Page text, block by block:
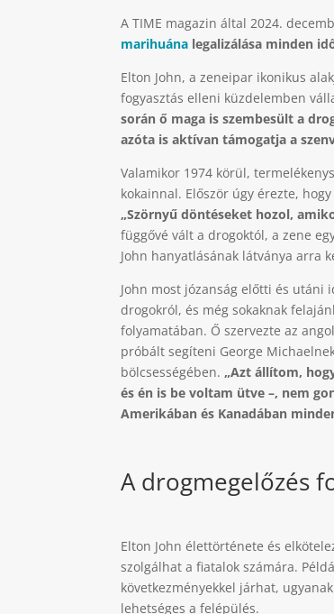
A TIME magazin által 2024.
marihuána legalizálása minden
Elton John, a zeneipar ikonikus
fogyasztás elleni küzdelemben
során ő maga is szembesült a
azóta is aktívantámogatja a
Valamikor 1974 körül,
kokainnal. Először úgy érezte,
„Szörnyű döntéseket hozol,
függővé vált a drogoktól, a zene
John hanyatlásának látványa arra
John most józanság előtti és utáni
drogokról, és még sokaknak
folyamatában. Ő szervezte az
próbált segíteni George
bölcsességében.„Azt állítom,
és én is be voltam ütve –, nem
Amerikában és Kanadában
A drogmegelőzés
Elton John élettörténete és
szolgálhat a fiatalok számára.
következményekkel járhat,
lehetséges a felépülés.